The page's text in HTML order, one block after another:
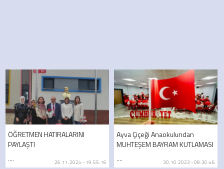
ÖĞRETMEN HATIRALARINI
PAYLAŞTI
....
26.11.2024 - 19:55:16
Ayva Çiçeği Anaokulundan
MUHTEŞEM BAYRAM KUTLAMASI
....
30.10.2023 - 08:30:46